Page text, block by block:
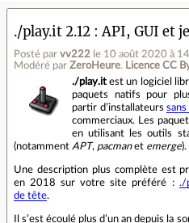
./play.it 2.12 : API, GUI et
Posté par vv222 le 10 août 2020 à
Modéré par ZeroHeure. Licence CC
./play.it est un logiciel
paquets natifs pour
partir d’installateurssans
commerciaux. Les
en utilisant les outils
(notamment APT, pacmanet emerge).
Une description plus complète est
en 2018 sur votre site préféré : ./
de tête.
Il s’est écoulé plus d’un an depuis la